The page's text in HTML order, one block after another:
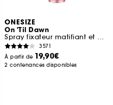
ONESIZE
On 'Til Dawn
Spray fixateur matifiant et waterproof
3571
À partir de 19,90€
2 contenances disponibles